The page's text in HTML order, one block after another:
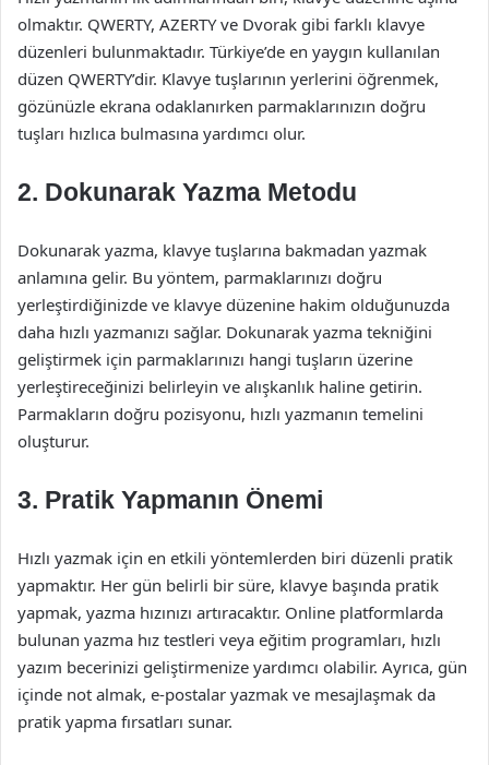
olmaktır. QWERTY, AZERTY ve Dvorak gibi farklı klavye
düzenleri bulunmaktadır. Türkiye’de en yaygın kullanılan
düzen QWERTY’dir. Klavye tuşlarının yerlerini öğrenmek,
gözünüzle ekrana odaklanırken parmaklarınızın doğru
tuşları hızlıca bulmasına yardımcı olur.
2. Dokunarak Yazma Metodu
Dokunarak yazma, klavye tuşlarına bakmadan yazmak
anlamına gelir. Bu yöntem, parmaklarınızı doğru
yerleştirdiğinizde ve klavye düzenine hakim olduğunuzda
daha hızlı yazmanızı sağlar. Dokunarak yazma tekniğini
geliştirmek için parmaklarınızı hangi tuşların üzerine
yerleştireceğinizi belirleyin ve alışkanlık haline getirin.
Parmakların doğru pozisyonu, hızlı yazmanın temelini
oluşturur.
3. Pratik Yapmanın Önemi
Hızlı yazmak için en etkili yöntemlerden biri düzenli pratik
yapmaktır. Her gün belirli bir süre, klavye başında pratik
yapmak, yazma hızınızı artıracaktır. Online platformlarda
bulunan yazma hız testleri veya eğitim programları, hızlı
yazım becerinizi geliştirmenize yardımcı olabilir. Ayrıca, gün
içinde not almak, e-postalar yazmak ve mesajlaşmak da
pratik yapma fırsatları sunar.